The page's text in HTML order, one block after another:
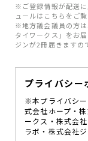
※ご登録情報が配送に
ュールはこちらをご覧
※地方議会議員の方
タイワークス」をお
ジンが2冊届きますの
プライバシー
※本プライバシ
式会社ホープ・
ークス・株式会
ラボ・株式会社